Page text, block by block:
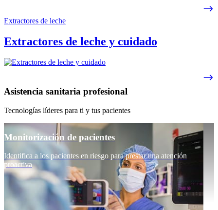
Extractores de leche
Extractores de leche y cuidado
Asistencia sanitaria profesional
Tecnologías líderes para ti y tus pacientes
Monitorización de pacientes
Identifica a los pacientes en riesgo para prestar una atención
proactiva